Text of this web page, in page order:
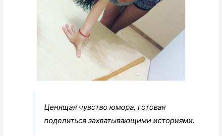
Ценящая чувство юмора, готовая
поделиться захватывающими историями.